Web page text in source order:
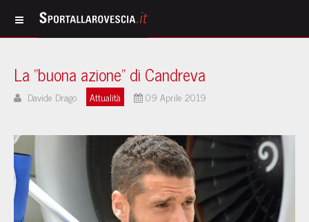
La "buona azione" di Candreva
Davide Drago Attualità 09 Aprile 2019